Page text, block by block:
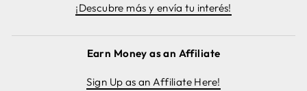
¡Descubre más y envía tu interés!
Earn Money as an Affiliate
Sign Up as an Affiliate Here!